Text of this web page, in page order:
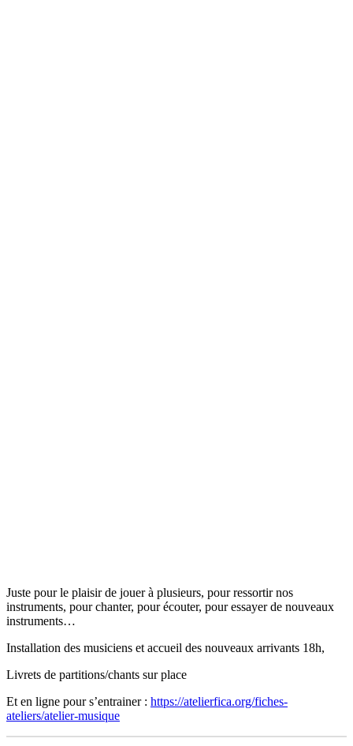
Juste pour le plaisir de jouer à plusieurs, pour ressortir nos
instruments, pour chanter, pour écouter, pour essayer de nouveaux
instruments…
Installation des musiciens et accueil des nouveaux arrivants 18h,
Livrets de partitions/chants sur place
Et en ligne pour s’entrainer : https://atelierfica.org/fiches-
ateliers/atelier-musique